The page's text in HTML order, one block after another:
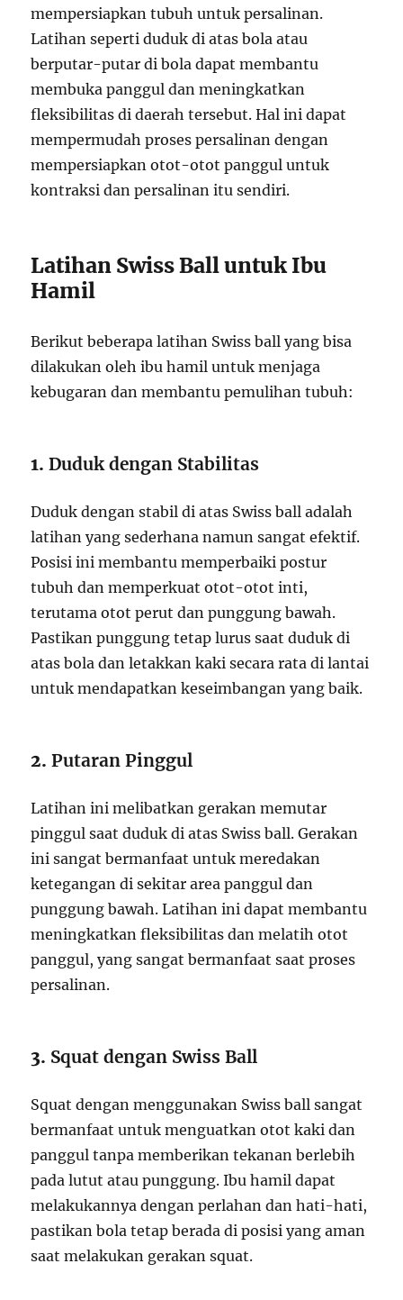
mempersiapkan tubuh untuk persalinan.
Latihan seperti duduk di atas bola atau
berputar-putar di bola dapat membantu
membuka panggul dan meningkatkan
fleksibilitas di daerah tersebut. Hal ini dapat
mempermudah proses persalinan dengan
mempersiapkan otot-otot panggul untuk
kontraksi dan persalinan itu sendiri.
Latihan Swiss Ball untuk Ibu
Hamil
Berikut beberapa latihan Swiss ball yang bisa
dilakukan oleh ibu hamil untuk menjaga
kebugaran dan membantu pemulihan tubuh:
1.Duduk dengan Stabilitas
Duduk dengan stabil di atas Swiss ball adalah
latihan yang sederhana namun sangat efektif.
Posisi ini membantu memperbaiki postur
tubuh dan memperkuat otot-otot inti,
terutama otot perut dan punggung bawah.
Pastikan punggung tetap lurus saat duduk di
atas bola dan letakkan kaki secara rata di lantai
untuk mendapatkan keseimbangan yang baik.
2.Putaran Pinggul
Latihan ini melibatkan gerakan memutar
pinggul saat duduk di atas Swiss ball. Gerakan
ini sangat bermanfaat untuk meredakan
ketegangan di sekitar area panggul dan
punggung bawah. Latihan ini dapat membantu
meningkatkan fleksibilitas dan melatih otot
panggul, yang sangat bermanfaat saat proses
persalinan.
3. Squat dengan Swiss Ball
Squat dengan menggunakan Swiss ball sangat
bermanfaat untuk menguatkan otot kaki dan
panggul tanpa memberikan tekanan berlebih
pada lutut atau punggung. Ibu hamil dapat
melakukannya dengan perlahan dan hati-hati,
pastikan bola tetap berada di posisi yang aman
saat melakukan gerakan squat.